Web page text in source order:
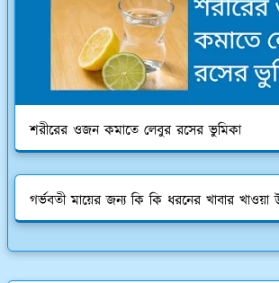
শরীরের ওজন কমাতে লেবুর রসের ভুমিকা
গর্ভবতী মায়ের জন্য কি কি ধরনের খাবার খাওয়া